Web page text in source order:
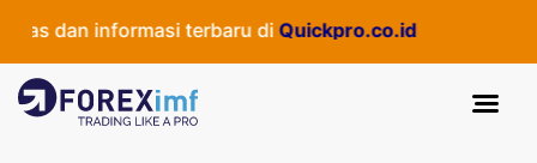
dan informasi terbaru di Quickpro.co.id